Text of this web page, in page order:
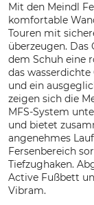
Mit den Meindl
komfortable
Touren mit
überzeugen.
dem Schuh eine
das
und ein
zeigen sich die
MFS-System
und bietet
angenehmes
Fersenbereich
Tiefzughaken.
Active Fußbett
Vibram.